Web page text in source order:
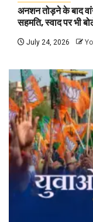
अनशन तोड़ने के बाद
सहमति, स्वाद पर भी
July 24, 2026